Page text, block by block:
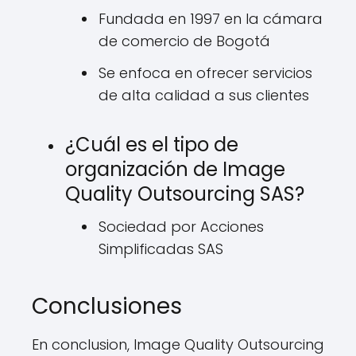
Fundada en 1997 en la cámara
de comercio de Bogotá
Se enfoca en ofrecer servicios
de alta calidad a sus clientes
¿Cuál es el tipo de
organización de Image
Quality Outsourcing SAS?
Sociedad por Acciones
Simplificadas SAS
Conclusiones
En conclusion, Image Quality Outsourcing